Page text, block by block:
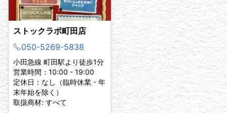
ストックラボ町田店
050-5269-5838
小田急線 町田駅より徒歩1分
営業時間：10:00 - 19:00
定休日：なし（臨時休業・年
末年始を除く）
取扱商材: すべて